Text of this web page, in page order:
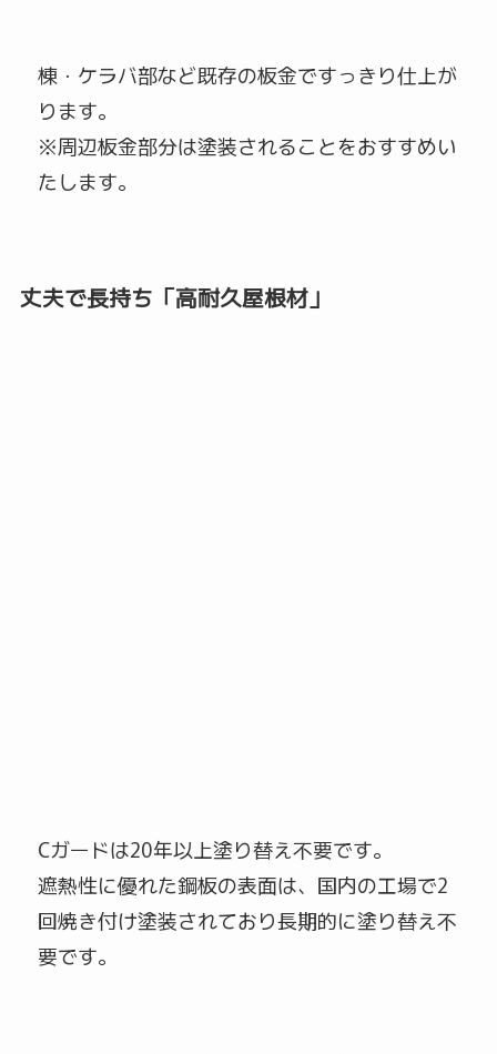
棟・ケラバ部など既存の板金ですっきり仕上が
ります。
※周辺板金部分は塗装されることをおすすめい
たします。
丈夫で長持ち「高耐久屋根材」
Cガードは20年以上塗り替え不要です。
遮熱性に優れた鋼板の表面は、国内の工場で2
回焼き付け塗装されており長期的に塗り替え不
要です。